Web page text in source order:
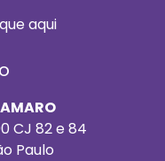
aqui
CJ 82 e 84
Paulo